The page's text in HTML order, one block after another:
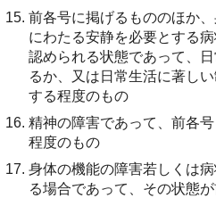
前各号に掲げるもののほか
にわたる安静を必要とする
認められる状態であって、
るか、又は日常生活に著し
する程度のもの
精神の障害であって、前各
程度のもの
身体の機能の障害若しくは
る場合であって、その状態